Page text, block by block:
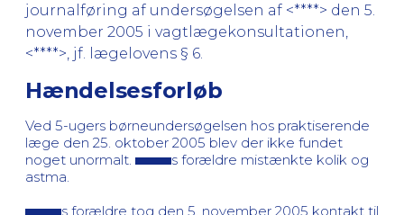
journalføring af undersøgelsen af <****> den 5.
november 2005 i vagtlægekonsultationen,
<****>, jf. lægelovens § 6.
Hændelsesforløb
Ved 5-ugers børneundersøgelsen hos praktiserende
læge den 25. oktober 2005 blev der ikke fundet
noget unormalt.
s forældre mistænkte kolik og
astma.
s forældre tog den 5. november 2005 kontakt til